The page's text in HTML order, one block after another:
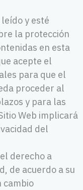
y esté
la protección
en esta
acepte el
para que el
proceder al
y para las
Web implicará
del
derecho a
de acuerdo a su
cambio